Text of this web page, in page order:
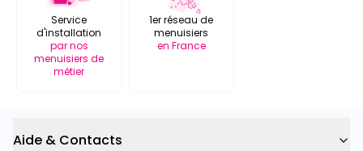
Service
d'installation
par nos
menuisiers de
métier
1er réseau de
menuisiers
en France
Aide & Contacts